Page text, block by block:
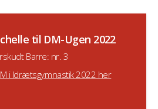
til DM-Ugen 2022
Barre: nr. 3
i Idrætsgymnastik 2022 her